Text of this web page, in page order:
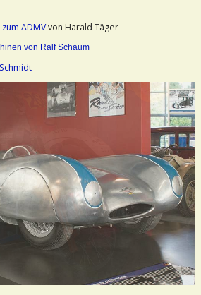
ADMVvon Harald Täger
von Ralf Schaum